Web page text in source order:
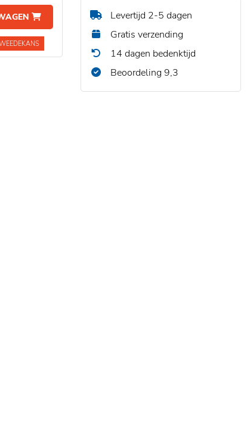
Levertijd 2-5 dagen
Gratis verzending
14 dagen bedenktijd
Beoordeling 9,3